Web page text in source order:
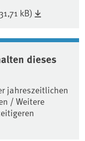
kB)
dieses
jahreszeitlichen
/ Weitere